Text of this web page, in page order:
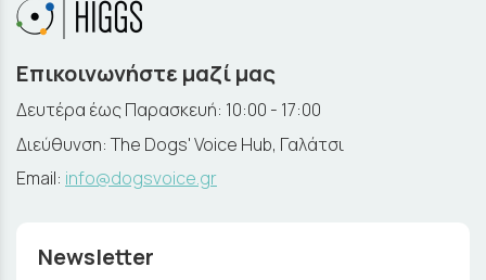
Επικοινωνήστε μαζί μας
Δευτέρα έως Παρασκευή: 10:00 - 17:00
Διεύθυνση: The Dogs' Voice Hub, Γαλάτσι
Email: info@dogsvoice.gr
Newsletter